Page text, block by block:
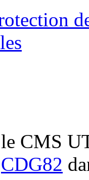
le CMS
CDG82